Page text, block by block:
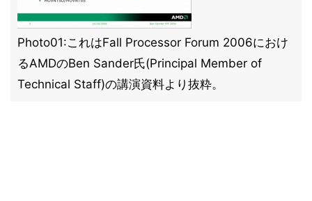
Photo01:これはFall Processor Forum 2006におけ
るAMDのBen Sander氏(Principal Member of
Technical Staff)の講演資料より抜粋。